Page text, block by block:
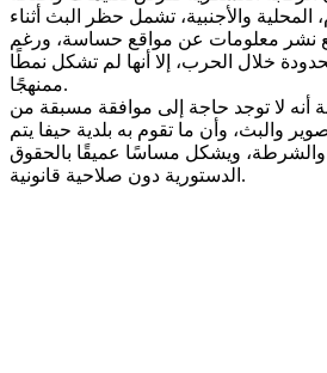
المحلية والأجنبية، تشمل حظر البث أثناء
نشر معلومات عن مواقع حساسة، ورغم
خلال الحرب، إلا أنها لم تشكل نمطًا
ممنهجًا.
أنه لا توجد حاجة إلى موافقة مسبقة من
والبث، وأن ما تقوم به بلدية حيفا يتم
والشرطة، ويشكل مساسًا عميقًا بالحقوق
الدستورية دون صلاحية قانونية.